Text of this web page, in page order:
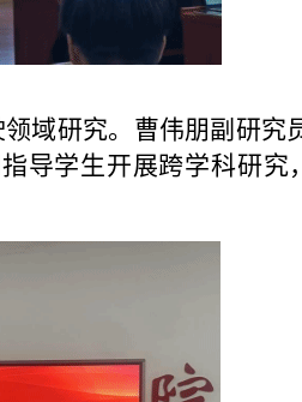
域研究。 曹伟朋副研究
导学生开展跨学科研究